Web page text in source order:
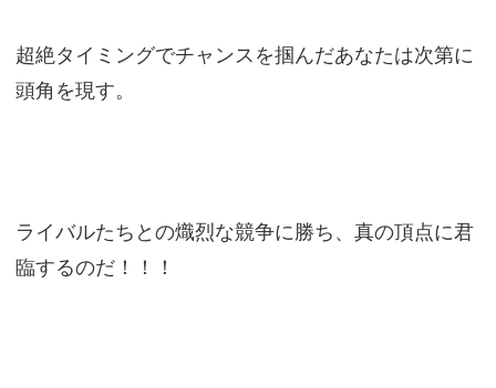
超絶タイミングでチャンスを掴んだあなたは次第に
頭角を現す。
ライバルたちとの熾烈な競争に勝ち、真の頂点に君
臨するのだ！！！